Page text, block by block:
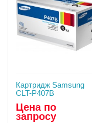
Картридж Samsung
CLT-P407B
Цена по
запросу